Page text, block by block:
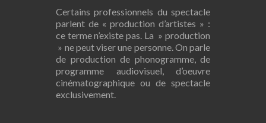
Certains professionnels du spectacle
parlent de « production d’artistes » :
ce terme n’existe pas. La » production
» ne peut viser une personne. On parle
de production de phonogramme, de
programme audiovisuel, d’oeuvre
cinématographique ou de spectacle
exclusivement.